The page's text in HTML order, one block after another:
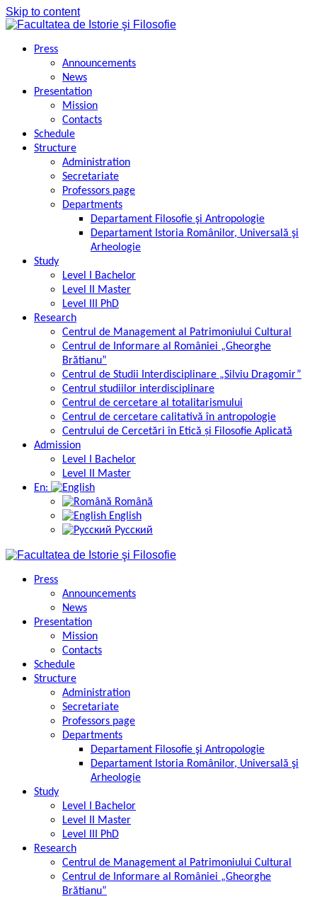
Skip to content
Press
Announcements
News
Presentation
Mission
Contacts
Schedule
Structure
Administration
Secretariate
Professors page
Departments
Departament Filosofie şi Antropologie
Departament Istoria Românilor, Universală şi
Arheologie
Study
Level I Bachelor
Level II Master
Level III PhD
Research
Centrul de Management al Patrimoniului Cultural
Centrul de Informare al României „Gheorghe
Brătianu”
Centrul de Studii Interdisciplinare „Silviu Dragomir”
Centrul studiilor interdisciplinare
Centrul de cercetare al totalitarismului
Centrul de cercetare calitativă în antropologie
Centrului de Cercetări în Etică și Filosofie Aplicată
Admission
Level I Bachelor
Level II Master
En:
Română
English
Русский
Press
Announcements
News
Presentation
Mission
Contacts
Schedule
Structure
Administration
Secretariate
Professors page
Departments
Departament Filosofie şi Antropologie
Departament Istoria Românilor, Universală şi
Arheologie
Study
Level I Bachelor
Level II Master
Level III PhD
Research
Centrul de Management al Patrimoniului Cultural
Centrul de Informare al României „Gheorghe
Brătianu”